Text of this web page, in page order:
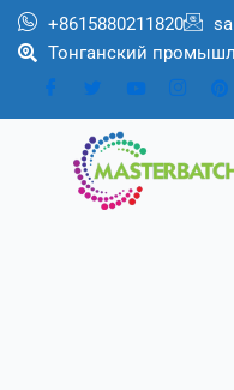
Перейти+8615880211820
Тонганский